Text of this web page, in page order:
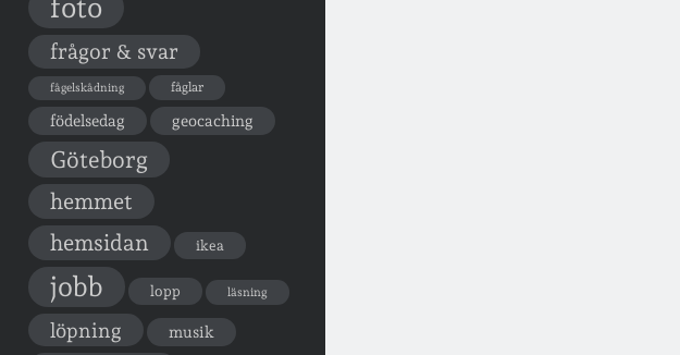
foto
frågor & svar
fågelskådning fåglar
födelsedag geocaching
Göteborg
hemmet
hemsidan
ikea
jobb lopp läsning
löpning musik